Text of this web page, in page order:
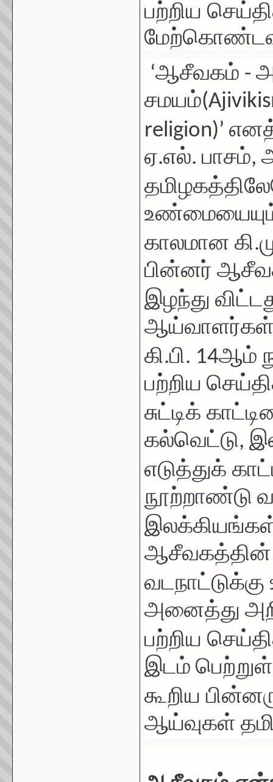
பற்றிய
‘ஆசீவகம் -
religion)’
ஏ.எல். பாசம்,
உண்மையையும்
காலமான
பின்னர்
இழந்து
கி.பி. 14ஆம்
பற்றிய
சுட்டிக்
கல்வெட்டு,
எடுத்துக்
நூற்றாண்டு
வடநாட்டுக்கு
அனைத்து
பற்றிய
இடம்
கூறிய
ஆய்வுகள்